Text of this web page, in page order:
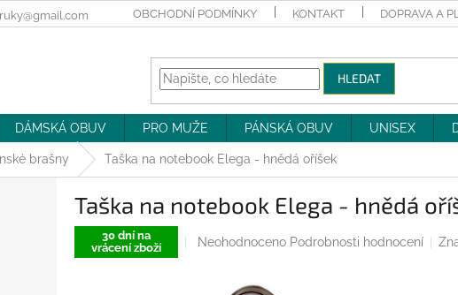
OBCHODNÍ PODMÍNKY KONTAKT DOPRAVA A
HLEDAT
DÁMSKÁ OBUV PRO MUŽE PÁNSKÁ OBUV UNISEX
brašny Taška na notebook Elega - hnědá oříšek
Taška na notebook Elega - hnědá
30 dní na
vrácení zboží
Průměrné
Neohodnoceno Podrobnosti hodnocení